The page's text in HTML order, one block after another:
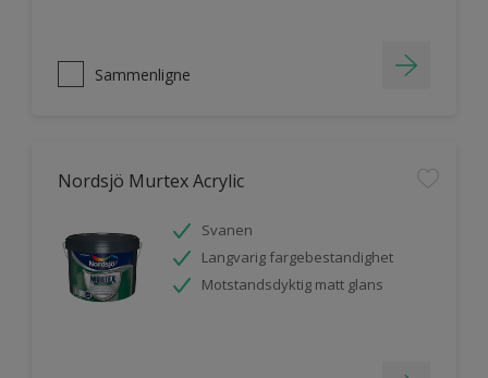
Sammenligne
Nordsjö Murtex Acrylic
Svanen
Langvarig fargebestandighet
Motstandsdyktig matt glans